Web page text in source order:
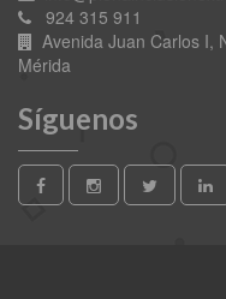
924 315 911
Avenida Juan Carlos I,
Mérida
Síguenos